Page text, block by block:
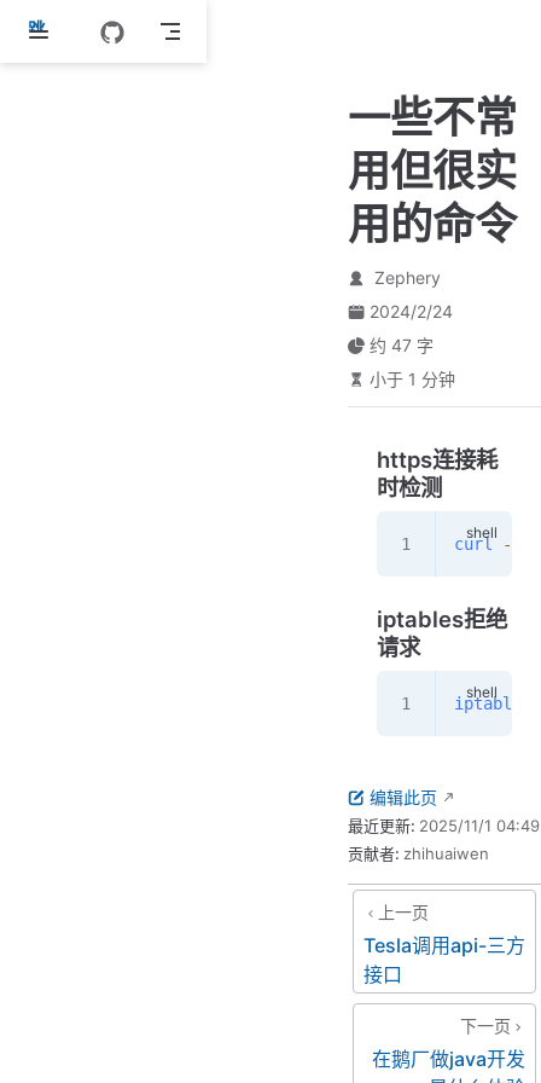
跳
一些不常
用但很实
用的命令
Zephery
2024/2/24
约 47 字
小于 1 分钟
https连接耗
时检测
curl -w
iptables拒绝
请求
iptables
编辑此页
最近更新: 2025/11/1 04:49
贡献者: zhihuaiwen
上一页
Tesla调用api-三方
接口
下一页
在鹅厂做java开发